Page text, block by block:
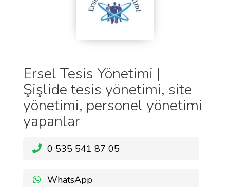
Ersel Tesis Yönetimi |
Şişlide tesis yönetimi, site
yönetimi, personel yönetimi
yapanlar
0 535 541 87 05
WhatsApp